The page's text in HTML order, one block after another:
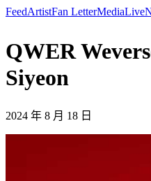
FeedArtistFan LetterMediaLive
QWER
Siyeon
2024 年 8 月 18 日